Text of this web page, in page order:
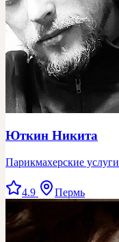
Юткин Никита
Парикмахерские услуги
4.9 Пермь